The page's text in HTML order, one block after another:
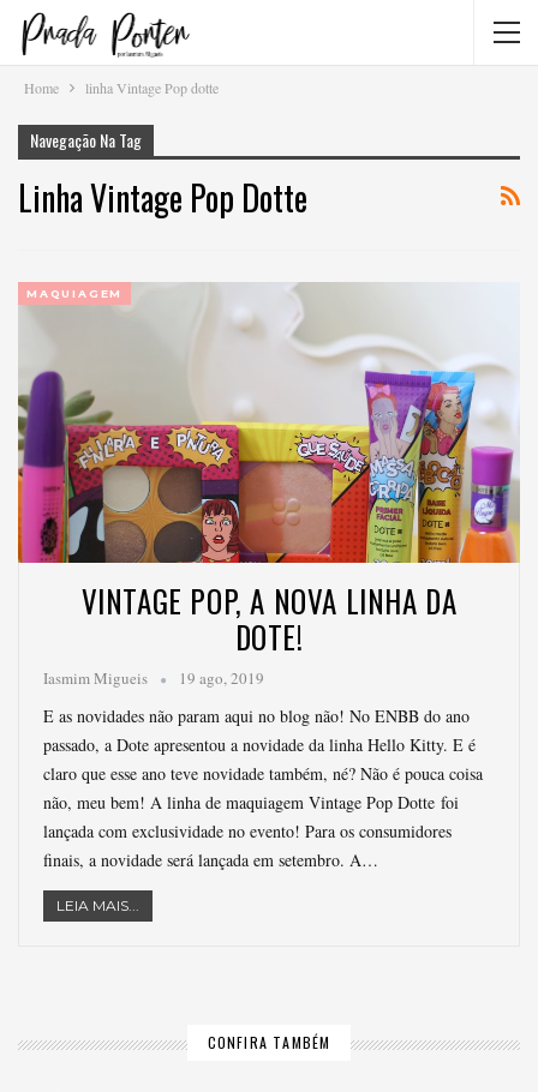
Home linha Vintage Pop dotte
Navegação Na Tag
Linha Vintage Pop Dotte
MAQUIAGEM
VINTAGE POP, A NOVA LINHA DA
DOTE!
Iasmim Migueis 19 ago, 2019
E as novidades não param aqui no blog não! No ENBB do ano
passado, a Dote apresentou a novidade da linha Hello Kitty. E é
claro que esse ano teve novidade também, né? Não é pouca coisa
não, meu bem! A linha de maquiagem Vintage Pop Dotte foi
lançada com exclusividade no evento! Para os consumidores
finais, a novidade será lançada em setembro. A…
LEIA MAIS...
CONFIRA TAMBÉM